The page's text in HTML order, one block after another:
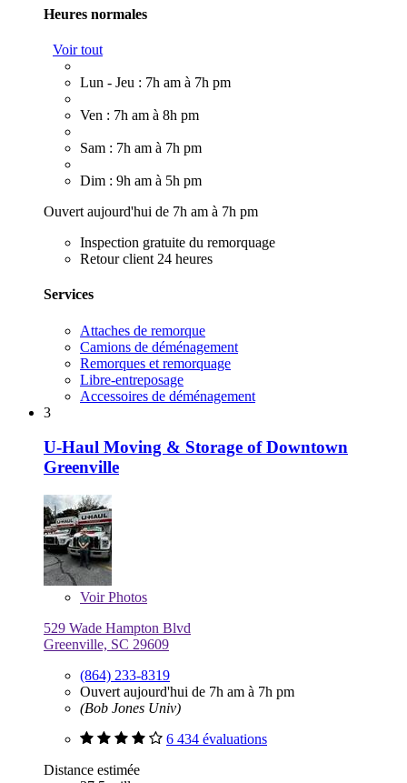
Heures normales
Voir tout
Lun - Jeu : 7h am à 7h pm
Ven : 7h am à 8h pm
Sam : 7h am à 7h pm
Dim : 9h am à 5h pm
Ouvert aujourd'hui de 7h am à 7h pm
Inspection gratuite du remorquage
Retour client 24 heures
Services
Attaches de remorque
Camions de déménagement
Remorques et remorquage
Libre-entreposage
Accessoires de déménagement
3
U-Haul Moving & Storage of Downtown
Greenville
VoirPhotos
529 Wade Hampton Blvd
Greenville, SC 29609
(864) 233-8319
Ouvert aujourd'hui de 7h am à 7h pm
(Bob Jones Univ)
6 434 évaluations
Distance estimée